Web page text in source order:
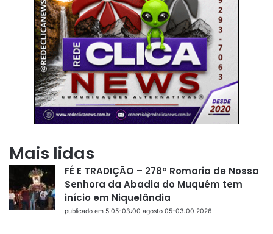
Mais lidas
FÉ E TRADIÇÃO – 278ª Romaria de Nossa
Senhora da Abadia do Muquém tem
início em Niquelândia
publicado em 5 05-03:00 agosto 05-03:00 2026